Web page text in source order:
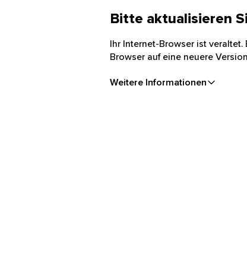
Bitte aktualisieren
Ihr Internet-Browser ist
Browser auf eine neuere
Weitere Informationen